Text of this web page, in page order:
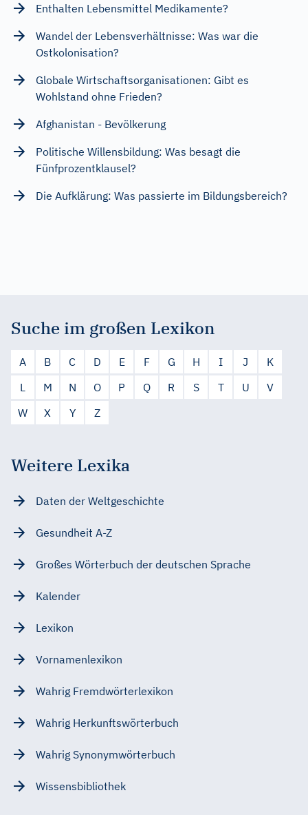
Enthalten Lebensmittel Medikamente?
Wandel der Lebensverhältnisse: Was war die
Ostkolonisation?
Globale Wirtschaftsorganisationen: Gibt es
Wohlstand ohne Frieden?
Afghanistan - Bevölkerung
Politische Willensbildung: Was besagt die
Fünfprozentklausel?
Die Aufklärung: Was passierte im Bildungsbereich?
Suche im großen Lexikon
A B C D E F G H I J
K
L
M N O P Q R S T U
V
W
X Y Z
Weitere Lexika
Daten der Weltgeschichte
Gesundheit A-Z
Großes Wörterbuch der deutschen Sprache
Kalender
Lexikon
Vornamenlexikon
Wahrig Fremdwörterlexikon
Wahrig Herkunftswörterbuch
Wahrig Synonymwörterbuch
Wissensbibliothek